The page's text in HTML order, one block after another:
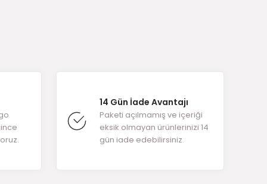
14 Gün İade Avantajı
Paketi açılmamış ve içeriği
eksik olmayan ürünlerinizi 14
gün iade edebilirsiniz.